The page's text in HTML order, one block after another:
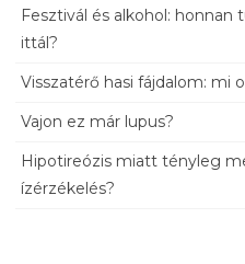
Fesztivál és alkohol:
ittál?
Visszatérő hasi fájdalom: mi
Vajon ez már lupus?
Hipotireózis miatt tényleg
ízérzékelés?